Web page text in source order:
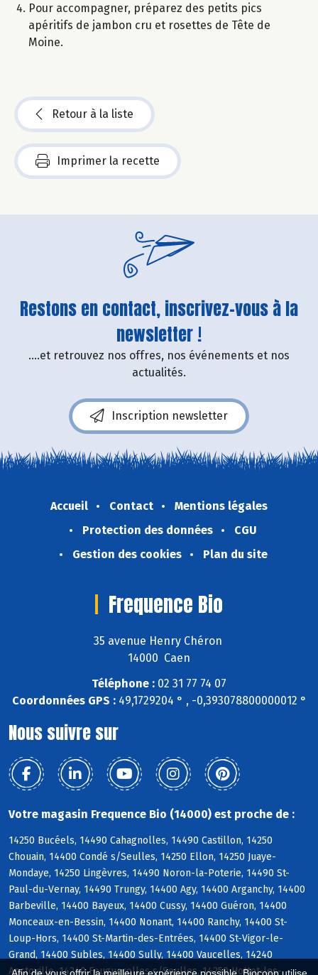
Pour accompagner, préparez des petits pics
apéritifs de jambon cru et rosettes de Tête de
Moine.
Retour à la liste
Imprimer la recette
Restons en contact, inscrivez-vous à la
newsletter !
....et retrouvez nos offres, nos événements et nos
actualités.
Inscription newsletter
Accueil Contact
Mentions légales
Protection des données
CGU
Gestion des cookies
Plan du site
Frequence Bio
35 avenue Henry Chéron
14000 Caen
Téléphone : 02 31 77 74 07
Coordonnées GPS :49,1729204 ° , -0,393078800000012 °
Nous suivre sur
Votre magasin Frequence Bio (14000) est proche de :
14250 Bucéels, 14490 Cahagnolles, 14490 Castillon, 14250
Chouain, 14400 Condé s/Seulles, 14250 Ellon, 14250 Juaye-
Mondaye, 14250 Lingèvres, 14490 Noron-la-Poterie, 14490 St-
Paul-du-Vernay, 14490 Trungy, 14400 Agy, 14400 Arganchy, 14400
Barbeville, 14400 Bayeux, 14400 Cussy, 14400 Guéron, 14400
Monceaux-en-Bessin, 14400 Nonant, 14400 Ranchy, 14400 St-
Loup-Hors, 14400 St-Martin-des-Entrées, 14400 St-Vigor-le-
Grand, 14400 Subles, 14400 Sully, 14400 Vaucelles, 14240
Anctoville, 14240 Feuguerolles s/Seulles, 14250 Hottot-les-